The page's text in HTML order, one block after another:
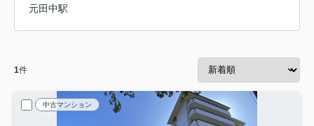
元田中駅
1件
中古マンション